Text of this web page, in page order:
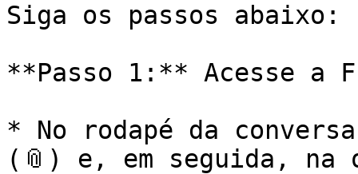
Siga os passos abaixo:
**Passo 1:** Acesse a
* No rodapé da
(📎) e, em seguida, na